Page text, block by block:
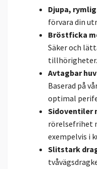
Djupa,
förvara din
Bröstficka
Säker och
tillhörigheter.
Avtagbar
Baserad på
optimal
Sidoventiler
rörelsefrihet
exempelvis i
Slitstark